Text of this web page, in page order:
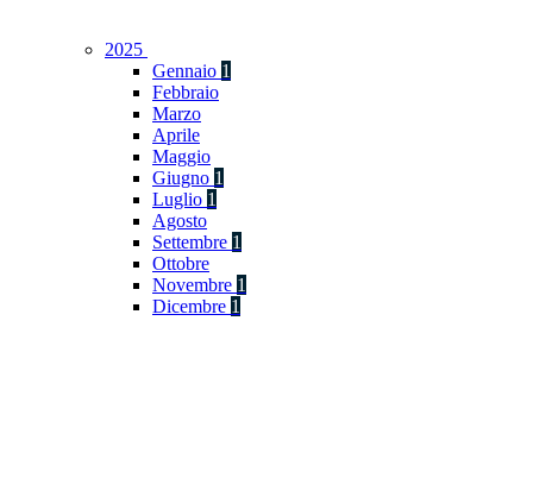
2025
Gennaio 1
Febbraio
Marzo
Aprile
Maggio
Giugno 1
Luglio 1
Agosto
Settembre 1
Ottobre
Novembre 1
Dicembre 1